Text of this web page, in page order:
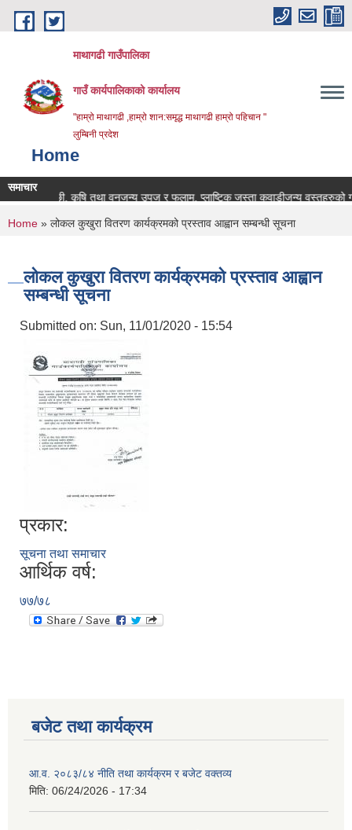
Skip to main content
माथागढी गाउँपालिका
गाउँ कार्यपालिकाको कार्यालय
"हाम्रो माथागढी ,हाम्रो शान:समृद्ध माथागढी हाम्रो पहिचान "
लुम्बिनी प्रदेश
Home
समाचार
पशु, पन्छी, कृषि तथा वनजन्य उपज र फलाम, प्लाष्टिक जस्ता कवाडीजन्य वस्तुहरुको
You are here
Home » लोकल कुखुरा वितरण कार्यक्रमको प्रस्ताव आह्वान सम्बन्धी सूचना
लोकल कुखुरा वितरण कार्यक्रमको प्रस्ताव आह्वान
सम्बन्धी सूचना
Submitted on: Sun, 11/01/2020 - 15:54
प्रकार:
सूचना तथा समाचार
आर्थिक वर्ष:
७७/७८
बजेट तथा कार्यक्रम
आ.व. २०८३/८४ नीति तथा कार्यक्रम र बजेट वक्तव्य
मिति: 06/24/2026 - 17:34